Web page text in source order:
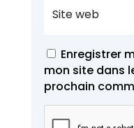
Enregistrer
mon site dans
prochain